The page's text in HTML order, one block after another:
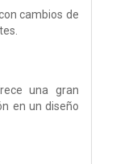
cambios de
una gran
en un diseño